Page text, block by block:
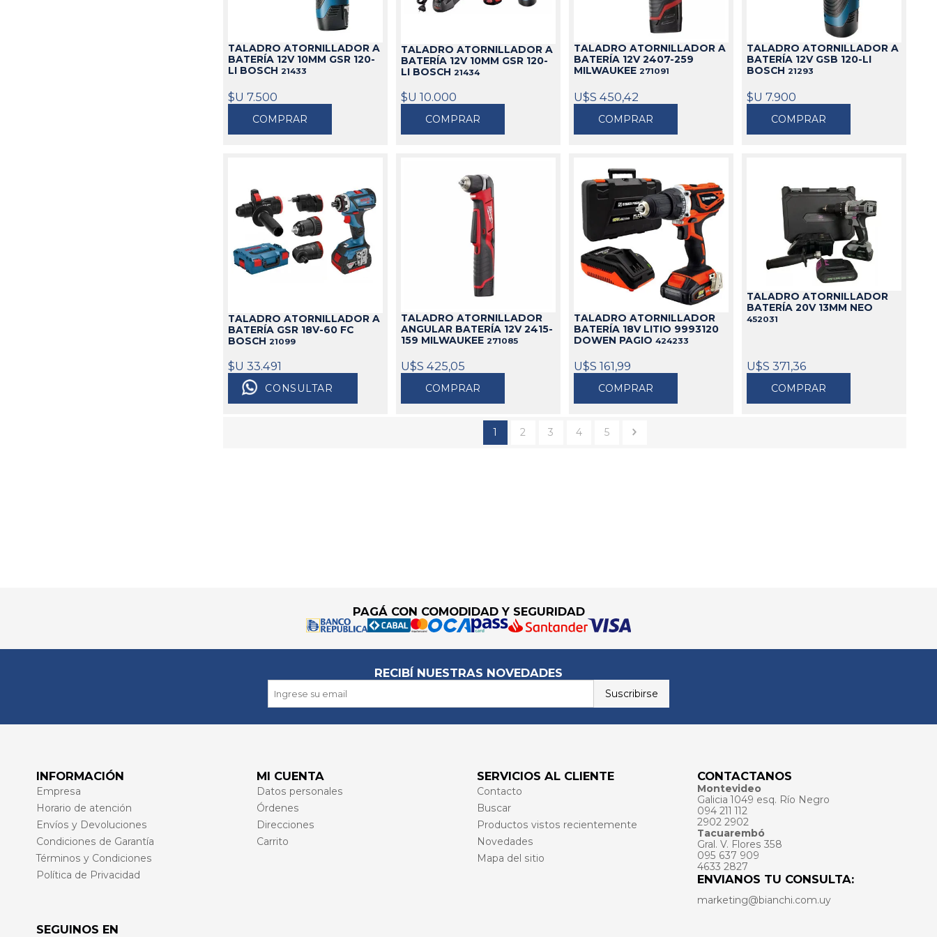
TALADRO ATORNILLADOR A
BATERÍA 12V 10MM GSR 120-
LI BOSCH21433
$U 7.500
COMPRAR
TALADRO ATORNILLADOR A
BATERÍA 12V 10MM GSR 120-
LI BOSCH21434
$U 10.000
COMPRAR
TALADRO ATORNILLADOR A
BATERÍA 12V 2407-259
MILWAUKEE271091
U$S 450,42
COMPRAR
TALADRO ATORNILLADOR A
BATERÍA 12V GSB 120-LI
BOSCH21293
$U 7.900
COMPRAR
TALADRO ATORNILLADOR A
BATERÍA GSR 18V-60 FC
BOSCH21099
$U 33.491
CONSULTAR
TALADRO ATORNILLADOR
ANGULAR BATERÍA 12V 2415-
159 MILWAUKEE271085
U$S 425,05
COMPRAR
TALADRO ATORNILLADOR
BATERÍA 18V LITIO 9993120
DOWEN PAGIO424233
U$S 161,99
COMPRAR
TALADRO ATORNILLADOR
BATERÍA 20V 13MM NEO
452031
U$S 371,36
COMPRAR
1 2 3 4 5
PAGÁ CON COMODIDAD Y SEGURIDAD
RECIBÍ NUESTRAS NOVEDADES
Suscribirse
INFORMACIÓN
Empresa
Horario de atención
Envíos y Devoluciones
Condiciones de Garantía
Términos y Condiciones
Política de Privacidad
MI CUENTA
Datos personales
Órdenes
Direcciones
Carrito
SERVICIOS AL CLIENTE
Contacto
Buscar
Productos vistos recientemente
Novedades
Mapa del sitio
CONTACTANOS
Montevideo
Galicia 1049 esq. Río Negro
094 211 112
2902 2902
Tacuarembó
Gral. V. Flores 358
095 637 909
4633 2827
ENVIANOS TU CONSULTA:
marketing@bianchi.com.uy
SEGUINOS EN